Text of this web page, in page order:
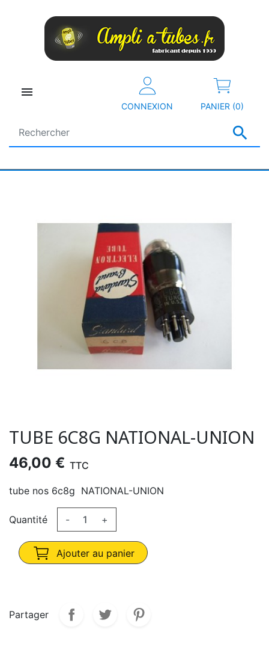


CONNEXION PANIER (0)
TUBE 6C8G NATIONAL-UNION
46,00 € TTC
tube nos 6c8g NATIONAL-UNION
Quantité - +
Ajouter au panier
Partager